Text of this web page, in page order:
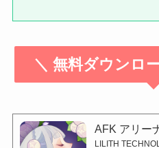
＼ 無料ダウンロ
AFK アリー
LILITH